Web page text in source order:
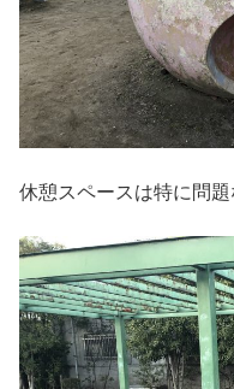
休憩スペースは特に問題